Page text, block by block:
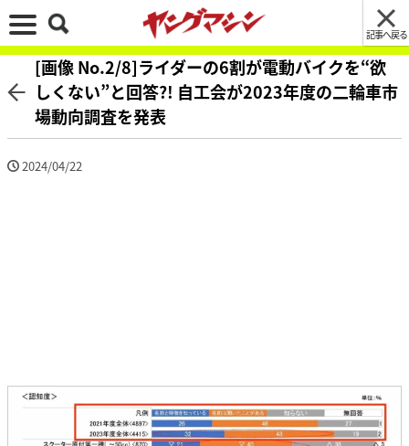
記事へ戻る
[画像 No.2/8]ライダーの6割が電動バイクを“欲
しくない”と回答?! 自工会が2023年度の二輪車市
場動向調査を発表
2024/04/22